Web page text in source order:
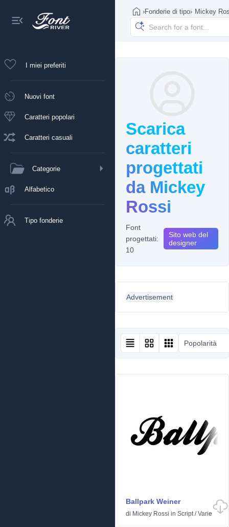
I miei preferiti
Nuovi font
Caratteri popolari
Caratteri casuali
Categorie
Alfabetico
Tipo fonderie
›Fonderie di tipo› Mickey
Scarica
caratteri
progettati
da Mickey
Rossi
Font
progettati:
10
Sito web del
designer
Advertisement
Popolarità
Ballpark Weiner
di Mickey Rossi in Script/Varie